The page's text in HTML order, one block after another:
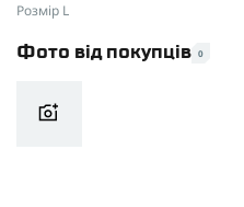
Розмір L
Фото від покупців 0